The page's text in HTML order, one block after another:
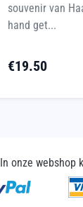
souvenir van
hand get...
€19.50
In onze webshop